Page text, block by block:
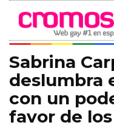
Sabrina
deslumbra
con un
favor de